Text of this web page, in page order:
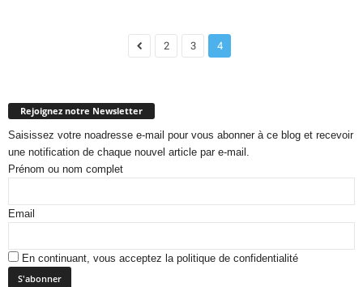
2 3 4
Rejoignez notre Newsletter
Saisissez votre noadresse e-mail pour vous abonner à ce blog et recevoir
une notification de chaque nouvel article par e-mail.
Prénom ou nom complet
Email
En continuant, vous acceptez la politique de confidentialité